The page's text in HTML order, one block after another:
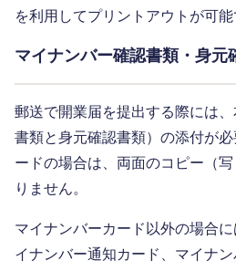
を利用してプリントアウトが可能
マイナンバー確認書類・身元
郵送で開業届を提出する際には
書類と身元確認書類）の添付が
ードの場合は、両面のコピー（
りません。
マイナンバーカード以外の場合
イナンバー通知カード、マイナ